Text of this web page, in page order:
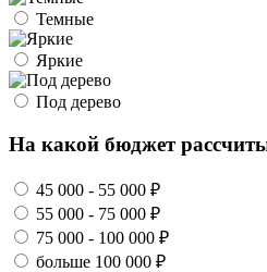
Темные
Яркие
Под дерево
На какой бюджет
45 000 - 55 000 ₽
55 000 - 75 000 ₽
75 000 - 100 000 ₽
больше 100 000 ₽